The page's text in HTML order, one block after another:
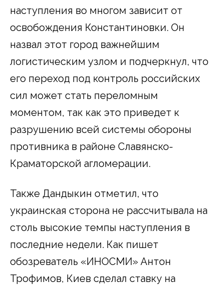
наступления во многом зависит от
освобождения Константиновки. Он
назвал этот город важнейшим
логистическим узлом и подчеркнул, что
его переход под контроль российских
сил может стать переломным
моментом, так как это приведет к
разрушению всей системы обороны
противника в районе Славянско-
Краматорской агломерации.
Также Дандыкин отметил, что
украинская сторона не рассчитывала на
столь высокие темпы наступления в
последние недели. Как пишет
обозреватель «ИНОСМИ» Антон
Трофимов, Киев сделал ставку на